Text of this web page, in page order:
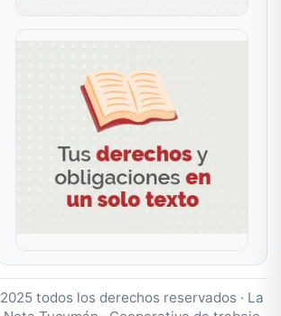
2025 todos los derechos reservados · La